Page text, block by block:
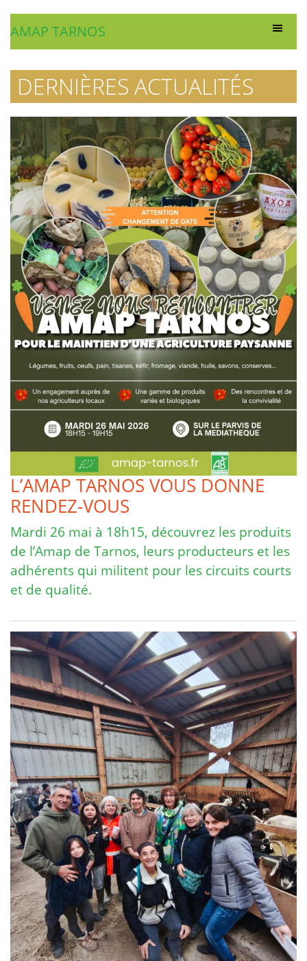
AMAP TARNOS
DERNIÈRES ACTUALITÉS
L’AMAP TARNOS VOUS DONNE
RENDEZ-VOUS
Mardi 26 mai à 18h15, découvrez les produits
de l’Amap de Tarnos, leurs producteurs et les
adhérents qui militent pour les circuits courts
et de qualité.